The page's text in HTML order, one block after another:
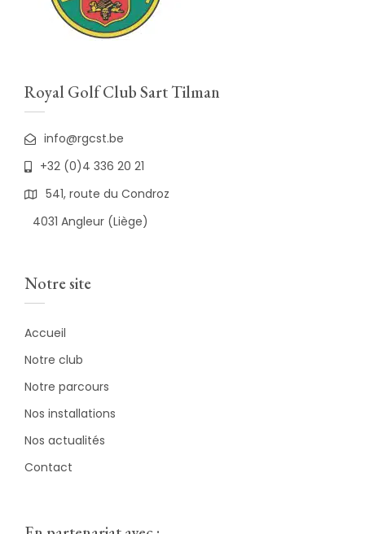
Royal Golf Club Sart Tilman
info@rgcst.be
+32 (0)4 336 20 21
541, route du Condroz
4031 Angleur (Liège)
Notre site
Accueil
Notre club
Notre parcours
Nos installations
Nos actualités
Contact